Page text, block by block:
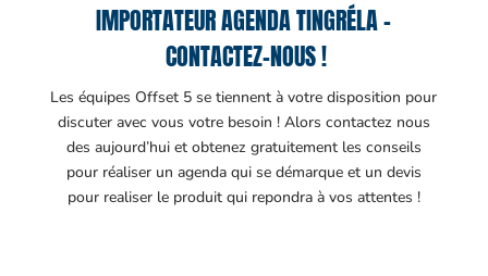
IMPORTATEUR AGENDA TINGRÉLA –
CONTACTEZ-NOUS !
Les équipes Offset 5 se tiennent à votre disposition pour
discuter avec vous votre besoin ! Alors contactez nous
des aujourd’hui et obtenez gratuitement les conseils
pour réaliser un agenda qui se démarque et un devis
pour realiser le produit qui repondra à vos attentes !